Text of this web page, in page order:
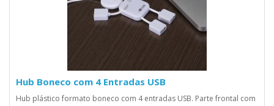
Hub Boneco com 4 Entradas USB
Hub plástico formato boneco com 4 entradas USB. Parte frontal com